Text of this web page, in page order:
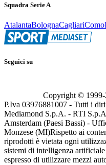
Squadra Serie A
AtalantaBolognaCagliariComo
Seguici su
Copyright © 1999-
P.Iva 03976881007 - Tutti i
Mediamond S.p.A. - RTI
Amsterdam (Paesi Bassi) -
Monzese (MI)Rispetto ai
riprodotti è vietata ogni
sistemi di intelligenza
espresso di utilizzare mezzi